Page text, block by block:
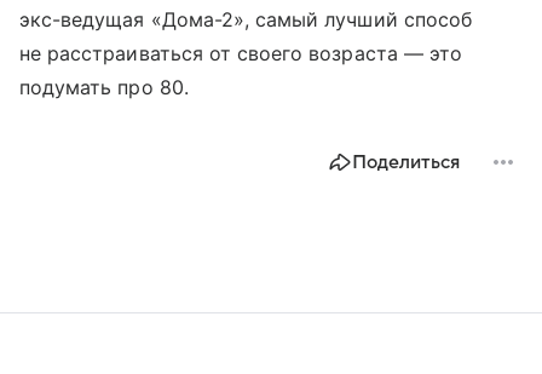
экс-ведущая «Дома-2», самый лучший способ
не расстраиваться от своего возраста — это
подумать про 80.
Поделиться